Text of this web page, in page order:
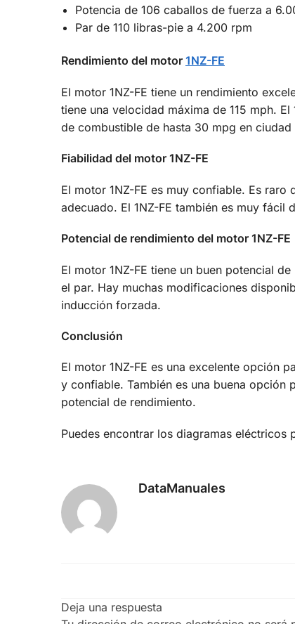
Potencia de 106 caballos de fuerza a
Par de 110 libras-pie a 4.200 rpm
Rendimiento del motor 1NZ-FE
El motor 1NZ-FE tiene un rendimiento
tiene una velocidad máxima de 115 mph.
de combustible de hasta 30 mpg en
Fiabilidad del motor 1NZ-FE
El motor 1NZ-FE es muy confiable. Es
adecuado. El 1NZ-FE también es muy fácil
Potencial de rendimiento del motor 1NZ-FE
El motor 1NZ-FE tiene un buen potencial
el par. Hay muchas modificaciones
inducción forzada.
Conclusión
El motor 1NZ-FE es una excelente opción
y confiable. También es una buena opción
potencial de rendimiento.
Puedes encontrar los diagramas eléctricos
DataManuales
Deja una respuesta